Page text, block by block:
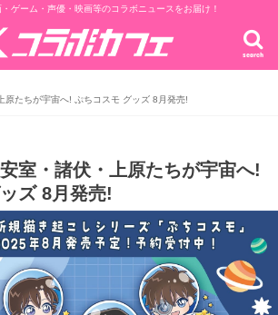
ゲーム・声優・映画等のコラボニュースをお届け！
search
原たちが宇宙へ! ぷちコスモ グッズ 8月発売!
室・諸伏・上原たちが宇宙へ!
ズ 8月発売!